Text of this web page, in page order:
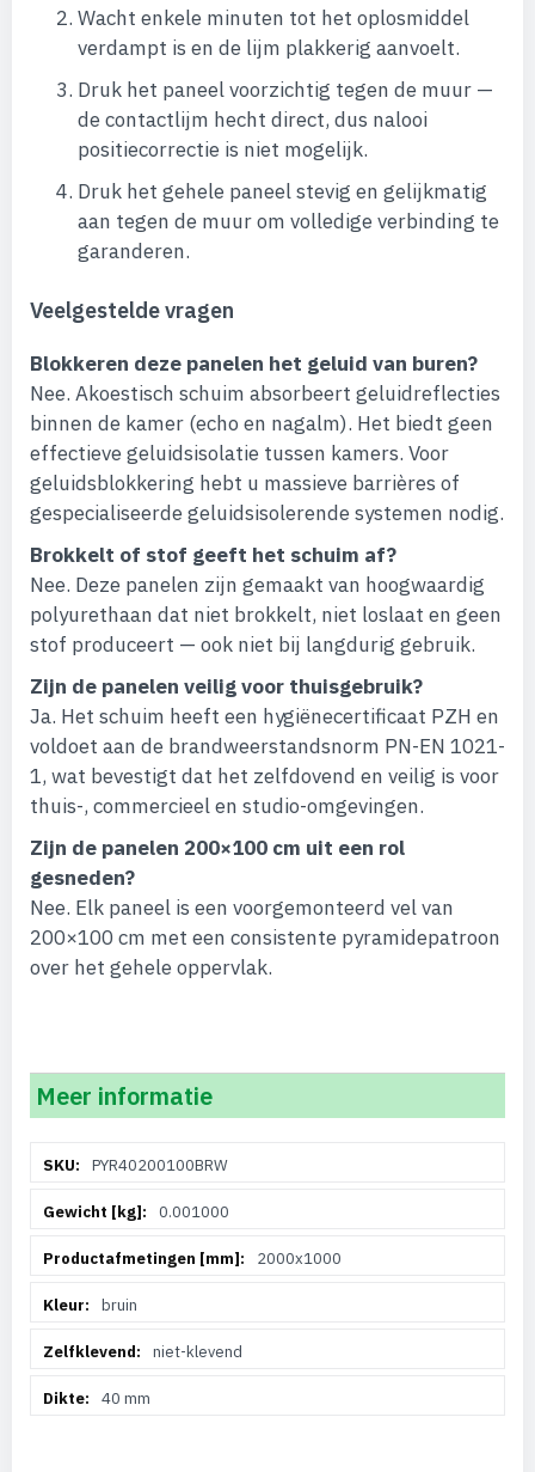
Wacht enkele minuten tot het oplosmiddel
verdampt is en de lijm plakkerig aanvoelt.
Druk het paneel voorzichtig tegen de muur —
de contactlijm hecht direct, dus nalooi
positiecorrectie is niet mogelijk.
Druk het gehele paneel stevig en gelijkmatig
aan tegen de muur om volledige verbinding te
garanderen.
Veelgestelde vragen
Blokkeren deze panelen het geluid van buren?
Nee. Akoestisch schuim absorbeert geluidreflecties
binnen de kamer (echo en nagalm). Het biedt geen
effectieve geluidsisolatie tussen kamers. Voor
geluidsblokkering hebt u massieve barrières of
gespecialiseerde geluidsisolerende systemen nodig.
Brokkelt of stof geeft het schuim af?
Nee. Deze panelen zijn gemaakt van hoogwaardig
polyurethaan dat niet brokkelt, niet loslaat en geen
stof produceert — ook niet bij langdurig gebruik.
Zijn de panelen veilig voor thuisgebruik?
Ja. Het schuim heeft een hygiënecertificaat PZH en
voldoet aan de brandweerstandsnorm PN-EN 1021-
1, wat bevestigt dat het zelfdovend en veilig is voor
thuis-, commercieel en studio-omgevingen.
Zijn de panelen 200×100 cm uit een rol
gesneden?
Nee. Elk paneel is een voorgemonteerd vel van
200×100 cm met een consistente pyramidepatroon
over het gehele oppervlak.
Meer informatie
informatiePYR40200100BRW
0.001000
2000x1000
bruin
niet-klevend
40 mm